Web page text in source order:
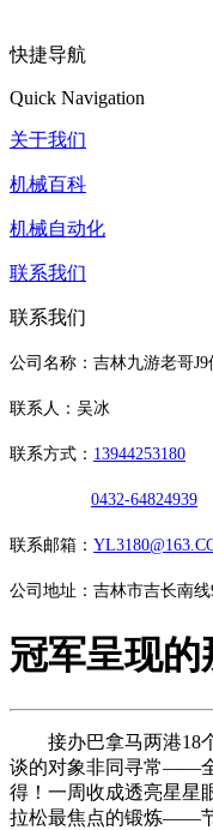
快捷导航
Quick Navigation
关于我们
机械百科
机械自动化
联系我们
联系我们
公司名称：吉林九游老哥
联系人：吴冰
联系方式： 13944253180
0432-64824939
联系邮箱：
公司地址：吉林市吉长南线
冠军呈现的
接办巴拿马两港18个
谈的对象非同寻常——全
得！一周收成透亮星星
拉松最焦点的锻炼——节